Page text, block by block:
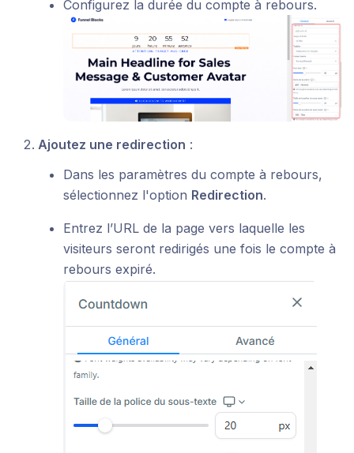
Configurez la durée du compte à rebours.
Ajoutez une redirection :
Dans les paramètres du compte à rebours,
sélectionnez l'option Redirection.
Entrez l’URL de la page vers laquelle les
visiteurs seront redirigés une fois le compte à
rebours expiré.